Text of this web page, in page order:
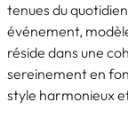
tenues du
événement,
réside dans une
sereinement en
style harmonieux